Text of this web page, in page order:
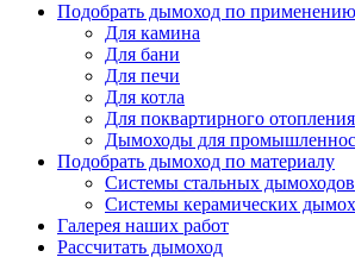
Подобрать дымоход по применению
Для камина
Для бани
Для печи
Для котла
Для поквартирного отопления
Дымоходы для
Подобрать дымоход по материалу
Системы стальных дымоходов
Системы керамических
Галерея наших работ
Рассчитать дымоход